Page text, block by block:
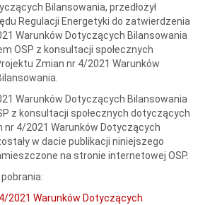
Bilansowania, przedłożył
Regulacji Energetyki do zatwierdzenia
Warunków Dotyczących Bilansowania
OSP z konsultacji społecznych
Zmian nr 4/2021 Warunków
Warunków Dotyczących Bilansowania
z konsultacji społecznych dotyczących
nr 4/2021 Warunków Dotyczących
w dacie publikacji niniejszego
na stronie internetowej OSP.
2021 Warunków Dotyczących